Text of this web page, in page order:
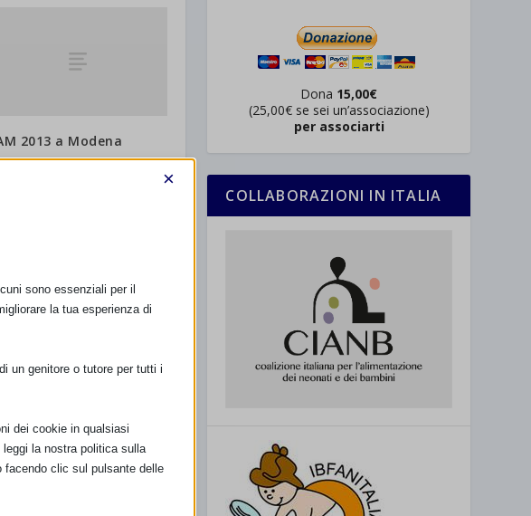
2013 a Modena
2013
Dona 15,00€
(25,00€ se sei un’associazione)
per associarti
COLLABORAZIONI IN ITALIA
×
sono essenziali per il
la tua esperienza di
un genitore o tutore per tutti i
dei cookie in qualsiasi
la nostra politica sulla
facendo clic sul pulsante delle